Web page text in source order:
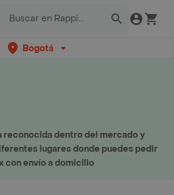
Bogotá
reconocida dentro del mercado y
lugares donde puedes pedir
con envío a domicilio